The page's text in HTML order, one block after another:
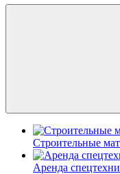
Строительные
Аренда